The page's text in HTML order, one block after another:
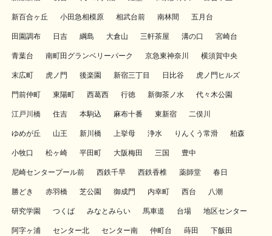
新百合ヶ丘 小田急相模原 相武台前 南林間 五月台
田園調布 日吉 綱島 大倉山 三軒茶屋 溝の口 宮崎台
青葉台 南町田グランベリーパーク 京急東神奈川 横須賀中央
末広町 虎ノ門 後楽園 新宿三丁目 日比谷 虎ノ門ヒルズ
門前仲町 東陽町 西葛西 行徳 新御茶ノ水 代々木公園
江戸川橋 住吉 本駒込 麻布十番 東新宿 二俣川
ゆめが丘 山王 新川橋 上挙母 浄水 りんくう常滑 柏森
小牧口 松ヶ崎 平田町 大阪梅田 三国 豊中
尼崎センタープール前 西鉄千早 西鉄香椎 薬師堂 春日
勝どき 赤羽橋 芝公園 御成門 内幸町 西台 八潮
研究学園 つくば みなとみらい 馬車道 台場 地区センター
阿字ヶ浦 センター北 センター南 仲町台 蒔田 下飯田